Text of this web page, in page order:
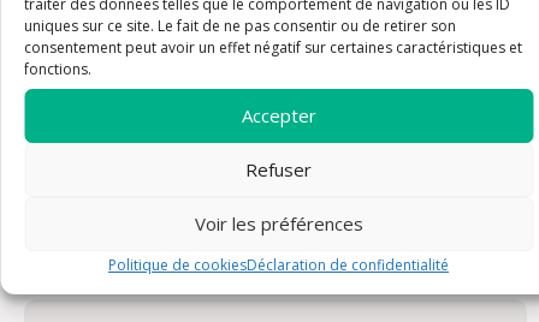
uniques sur ce site. Le fait de ne pas consentir ou de retirer son
consentement peut avoir un effet négatif sur certaines caractéristiques et
fonctions.
Accepter
Refuser
Voir les préférences
Politique de cookiesDéclaration de confidentialité
Maison Charles de Foucauld
Adresse : 27 Rue Augustin Daumas 83000 Toulon
Email : contact@saintfrancoisdepaule.org
Maison paroissiale
Adresse : 104 Cr Lafayette 83000 Toulon Plan